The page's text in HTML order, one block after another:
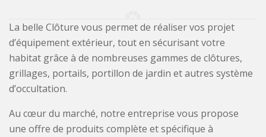
La belle Clôture vous permet de réaliser vos projet
d’équipement extérieur, tout en sécurisant votre
habitat grâce à de nombreuses gammes de clôtures,
grillages, portails, portillon de jardin et autres système
d’occultation.
Au cœur du marché, notre entreprise vous propose
une offre de produits complète et spécifique à